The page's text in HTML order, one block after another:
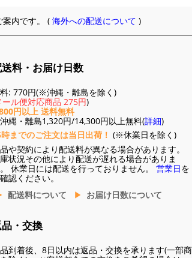
案内です。 (海外への配送について )
料・お届け日数
: 770円(※沖縄・離島を除く)
ール便対応商品 275円)
円以上 送料無料
縄・離島1,320円/14,300円以上無料(詳細)
までのご注文は当日出荷！ (※休業日を除く)
や契約により配送料が異なる場合があります。
状況その他により配送が遅れる場合がありま
休業日には配送を行っておりません。 営業日を
認ください。
配送料について
お届け日数について
・交換
到着後、8日以内は返品・交換を承ります(一部商